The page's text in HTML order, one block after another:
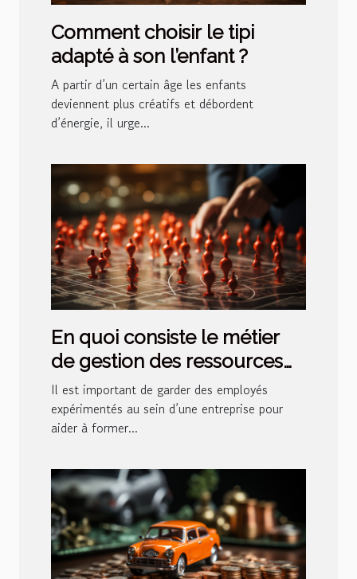
Comment choisir le tipi
adapté à son l’enfant ?
A partir d’un certain âge les enfants
deviennent plus créatifs et débordent
d’énergie, il urge...
En quoi consiste le métier
de gestion des ressources
humaines ?
Il est important de garder des employés
expérimentés au sein d’une entreprise pour
aider à former...